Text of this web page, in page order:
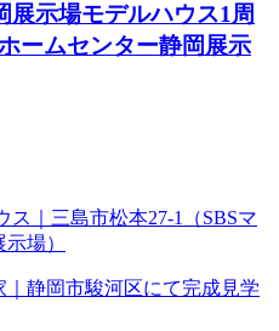
展示場モデルハウス1周
ームセンター静岡展示
ス｜三島市松本27-1（SBSマ
場）